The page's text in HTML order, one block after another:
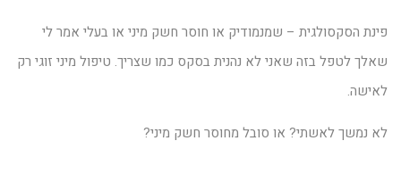
פינת הסקסולגית – שמנמודיק או חוסר חשק מיני או בעלי אמר לי
שאלך לטפל בזה שאני לא נהנית בסקס כמו שצריך. טיפול מיני זוגי רק
לאישה.
לא נמשך לאשתי? או סובל מחוסר חשק מיני?